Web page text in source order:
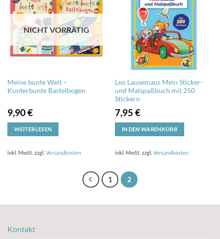
NICHT VORRÄTIG
Meine bunte Welt –
Kunterbunte Bastelbogen
9,90€
WEITERLESEN
inkl. MwSt. zzgl. Versandkosten
Leo Lausemaus Mein Sticker-
und Malspaßbuch mit 250
Stickern
7,95 €
IN DEN WARENKORB
inkl. MwSt. zzgl. Versandkosten
1 2
Kontakt